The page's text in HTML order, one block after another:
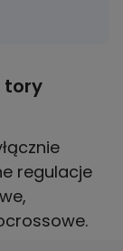
tory
regulacje